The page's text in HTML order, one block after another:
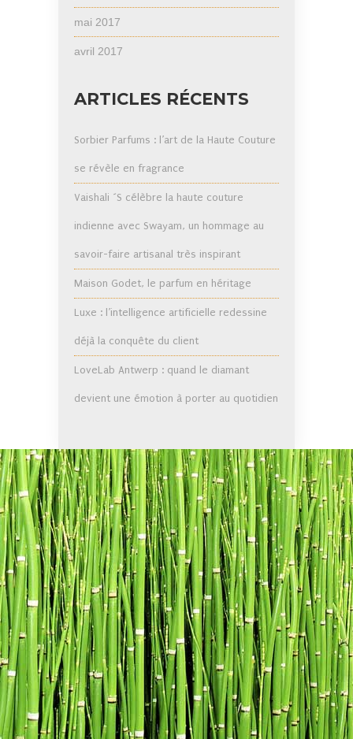
mai 2017
avril 2017
ARTICLES RÉCENTS
Sorbier Parfums : l’art de la Haute Couture
se révèle en fragrance
Vaishali ´S célèbre la haute couture
indienne avec Swayam, un hommage au
savoir-faire artisanal très inspirant
Maison Godet, le parfum en héritage
Luxe : l’intelligence artificielle redessine
déjà la conquête du client
LoveLab Antwerp : quand le diamant
devient une émotion à porter au quotidien